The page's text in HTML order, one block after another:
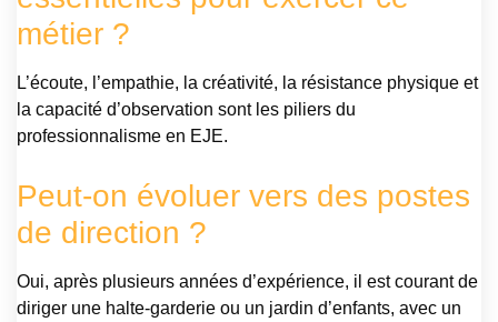
métier ?
L’écoute, l’empathie, la créativité, la résistance physique et
la capacité d’observation sont les piliers du
professionnalisme en EJE.
Peut-on évoluer vers des postes
de direction ?
Oui, après plusieurs années d’expérience, il est courant de
diriger une halte-garderie ou un jardin d’enfants, avec un